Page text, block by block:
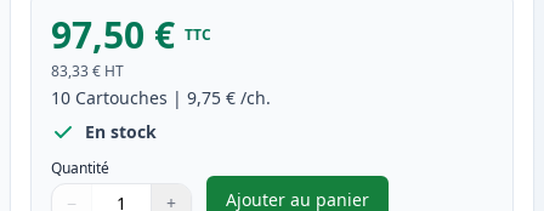
97,50 € TTC
83,33 € HT
10 Cartouches | 9,75 € /ch.
En stock
Quantité
− + Ajouter au panier